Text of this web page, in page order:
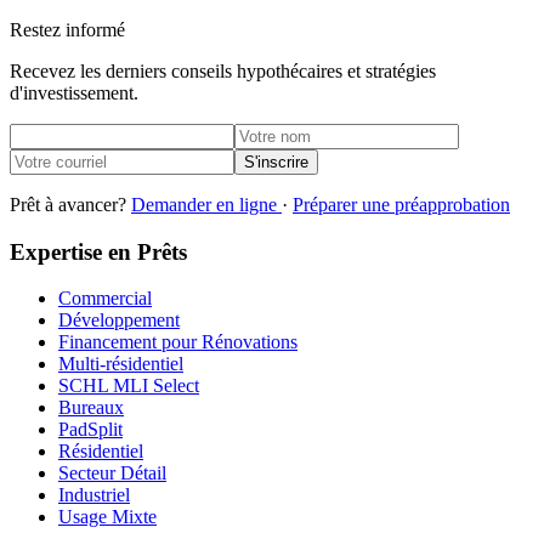
Restez informé
Recevez les derniers conseils hypothécaires et stratégies
d'investissement.
S'inscrire
Prêt à avancer? Demander en ligne · Préparer une préapprobation
Expertise en Prêts
Commercial
Développement
Financement pour Rénovations
Multi-résidentiel
SCHL MLI Select
Bureaux
PadSplit
Résidentiel
Secteur Détail
Industriel
Usage Mixte